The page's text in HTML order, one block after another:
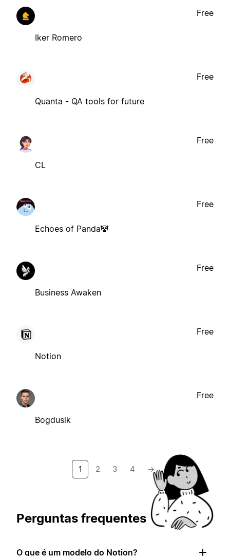
Iker Romero
Free
Quanta - QA tools for future
Free
CL
Free
Echoes of Panda🐼
Free
Business Awaken
Free
Notion
Free
Bogdusik
Free
1 2 3 4 →
Perguntas frequentes
O que é um modelo do Notion?